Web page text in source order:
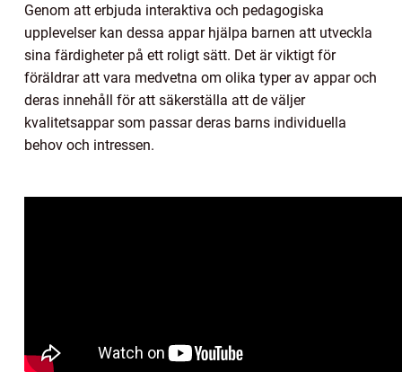
Genom att erbjuda interaktiva och pedagogiska
upplevelser kan dessa appar hjälpa barnen att utveckla
sina färdigheter på ett roligt sätt. Det är viktigt för
föräldrar att vara medvetna om olika typer av appar och
deras innehåll för att säkerställa att de väljer
kvalitetsappar som passar deras barns individuella
behov och intressen.